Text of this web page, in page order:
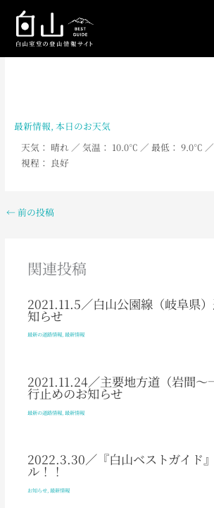
最新情報, 本日のお天気
天気： 晴れ ／ 気温： 10.0℃ ／ 最低： 9.0℃ ／
視程： 良好
←前の投稿
関連投稿
2021.11.5／白山公園線（岐阜県
知らせ
最新の道路情報, 最新情報
2021.11.24／主要地方道（岩間～
行止めのお知らせ
最新の道路情報, 最新情報
2022.3.30／『白山ベストガイド
ル！！
お知らせ, 最新情報